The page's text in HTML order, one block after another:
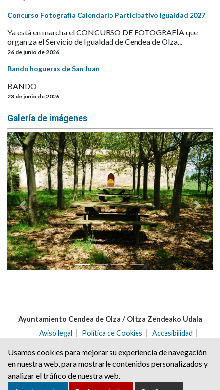
Concurso Fotografía Calendario Participativo Igualdad 2027
Ya está en marcha el CONCURSO DE FOTOGRAFÍA que
organiza el Servicio de Igualdad de Cendea de Olza...
26 de junio de 2026
Bando hogueras de San Juan
BANDO
23 de junio de 2026
Galería de imágenes
Anterior
Ayuntamiento Cendea de Olza / Oltza Zendeako Udala
Aviso legal
Política de Cookies
Accesibilidad
C/ del Angulo nº 2 | C.P.: 31171 | Ororbia (NAVARRA)
Tel. 948 32 20 68 | Fax. 948 32 21 04
cendea@ayuntamientoolza.com
Usamos cookies para mejorar su experiencia de navegación
en nuestra web, para mostrarle contenidos personalizados y
analizar el tráfico de nuestra web.